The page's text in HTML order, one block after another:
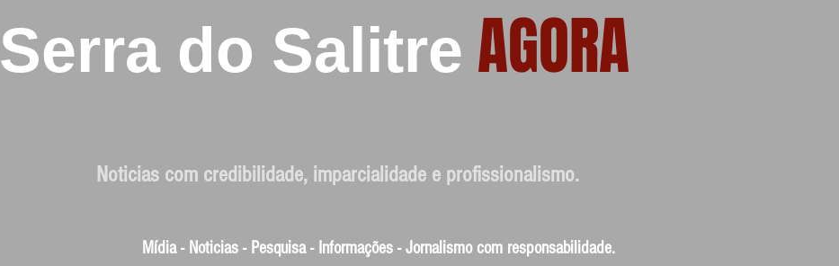
Serra do Salitre AGORA
Noticias com credibilidade, imparcialidade e profissionalismo.
Mídia - Noticias - Pesquisa - Informações - Jornalismo com responsabilidade.